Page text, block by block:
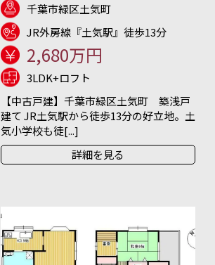
千葉市緑区土気町
JR外房線『土気駅』徒歩13分
2,680万円
3LDK+ロフト
【中古戸建】千葉市緑区土気町 築浅戸
建て JR土気駅から徒歩13分の好立地。土
気小学校も徒[...]
詳細を見る